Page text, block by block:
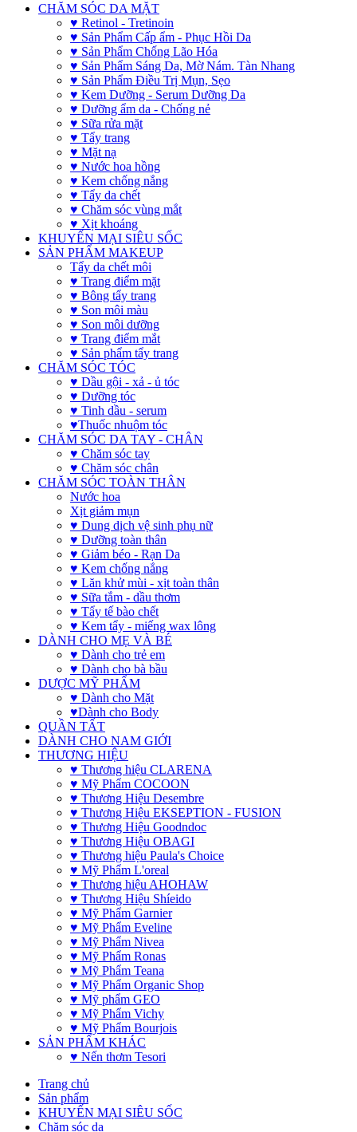
CHĂM SÓC DA MẶT
♥ Retinol - Tretinoin
♥ Sản Phẩm Cấp ẩm - Phục Hồi Da
♥ Sản Phẩm Chống Lão Hóa
♥ Sản Phẩm Sáng Da, Mờ Nám. Tàn Nhang
♥ Sản Phẩm Điều Trị Mụn, Sẹo
♥ Kem Dưỡng - Serum Dưỡng Da
♥ Dưỡng ẩm da - Chống nẻ
♥ Sữa rửa mặt
♥ Tẩy trang
♥ Mặt nạ
♥ Nước hoa hồng
♥ Kem chống nắng
♥ Tẩy da chết
♥ Chăm sóc vùng mắt
♥ Xịt khoáng
KHUYẾN MẠI SIÊU SỐC
SẢN PHẨM MAKEUP
Tẩy da chết môi
♥ Trang điểm mặt
♥ Bông tẩy trang
♥ Son môi màu
♥ Son môi dưỡng
♥ Trang điểm mắt
♥ Sản phẩm tẩy trang
CHĂM SÓC TÓC
♥ Dầu gội - xả - ủ tóc
♥ Dưỡng tóc
♥ Tinh dầu - serum
♥Thuốc nhuộm tóc
CHĂM SÓC DA TAY - CHÂN
♥ Chăm sóc tay
♥ Chăm sóc chân
CHĂM SÓC TOÀN THÂN
Nước hoa
Xịt giảm mụn
♥ Dung dịch vệ sinh phụ nữ
♥ Dưỡng toàn thân
♥ Giảm béo - Rạn Da
♥ Kem chống nắng
♥ Lăn khử mùi - xịt toàn thân
♥ Sữa tắm - dầu thơm
♥ Tẩy tế bào chết
♥ Kem tẩy - miếng wax lông
DÀNH CHO MẸ VÀ BÉ
♥ Dành cho trẻ em
♥ Dành cho bà bầu
DƯỢC MỸ PHẨM
♥ Dành cho Mặt
♥Dành cho Body
QUẦN TẤT
DÀNH CHO NAM GIỚI
THƯƠNG HIỆU
♥ Thương hiệu CLARENA
♥ Mỹ Phẩm COCOON
♥ Thương Hiệu Desembre
♥ Thương Hiệu EKSEPTION - FUSION
♥ Thương Hiệu Goodndoc
♥ Thương Hiệu OBAGI
♥ Thương hiệu Paula's Choice
♥ Mỹ Phẩm L'oreal
♥ Thương hiệu AHOHAW
♥ Thương Hiệu Shíeido
♥ Mỹ Phẩm Garnier
♥ Mỹ Phẩm Eveline
♥ Mỹ Phẩm Nivea
♥ Mỹ Phẩm Ronas
♥ Mỹ Phẩm Teana
♥ Mỹ Phẩm Organic Shop
♥ Mỹ phẩm GEO
♥ Mỹ Phẩm Vichy
♥ Mỹ Phẩm Bourjois
SẢN PHẨM KHÁC
♥ Nến thơm Tesori
Trang chủ
Sản phẩm
KHUYẾN MẠI SIÊU SỐC
Chăm sóc da